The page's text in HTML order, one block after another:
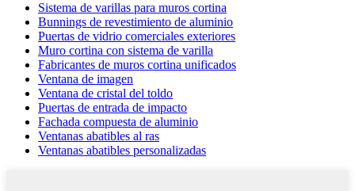
Sistema de varillas para muros cortina
Bunnings de revestimiento de aluminio
Puertas de vidrio comerciales exteriores
Muro cortina con sistema de varilla
Fabricantes de muros cortina unificados
Ventana de imagen
Ventana de cristal del toldo
Puertas de entrada de impacto
Fachada compuesta de aluminio
Ventanas abatibles al ras
Ventanas abatibles personalizadas